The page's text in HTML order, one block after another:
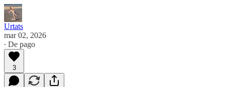
Urtats
mar 02, 2026
∙ De pago
3